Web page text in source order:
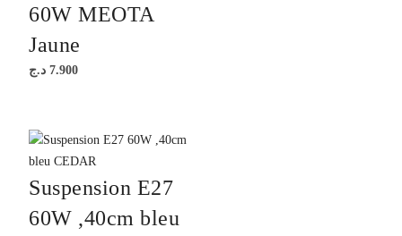
60W MEOTA
Jaune
7.900 د.ج
Suspension E27
60W ,40cm bleu